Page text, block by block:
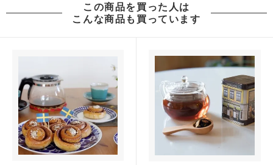
この商品を買った人は
こんな商品も買っています